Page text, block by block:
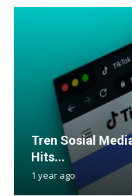
Tren Sosial
Hits...
1 year ago